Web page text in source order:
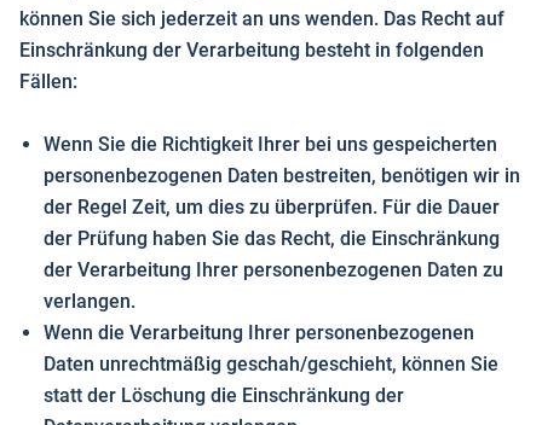
können Sie sich jederzeit an uns wenden. Das Recht auf
Einschränkung der Verarbeitung besteht in folgenden
Fällen:
Wenn Sie die Richtigkeit Ihrer bei uns gespeicherten
personenbezogenen Daten bestreiten, benötigen wir in
der Regel Zeit, um dies zu überprüfen. Für die Dauer
der Prüfung haben Sie das Recht, die Einschränkung
der Verarbeitung Ihrer personenbezogenen Daten zu
verlangen.
Wenn die Verarbeitung Ihrer personenbezogenen
Daten unrechtmäßig geschah/geschieht, können Sie
statt der Löschung die Einschränkung der